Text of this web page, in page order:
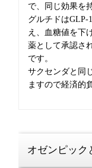
で、同じ効果を
グルチドはGLP-
え、血糖値を下
薬として承認さ
です。
サクセンダと同
ますので経済的
オゼンピック